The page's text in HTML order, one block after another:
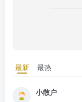
最新 最热
小散户